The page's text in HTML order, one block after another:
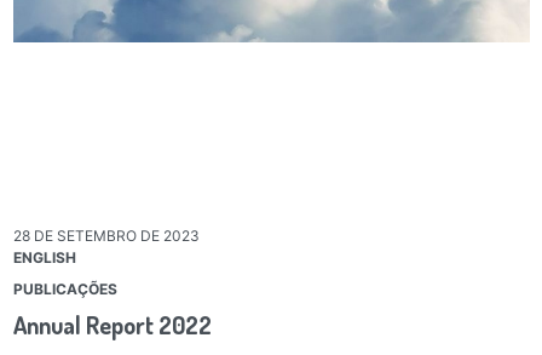
28 DE SETEMBRO DE 2023
ENGLISH
PUBLICAÇÕES
Annual Report 2022